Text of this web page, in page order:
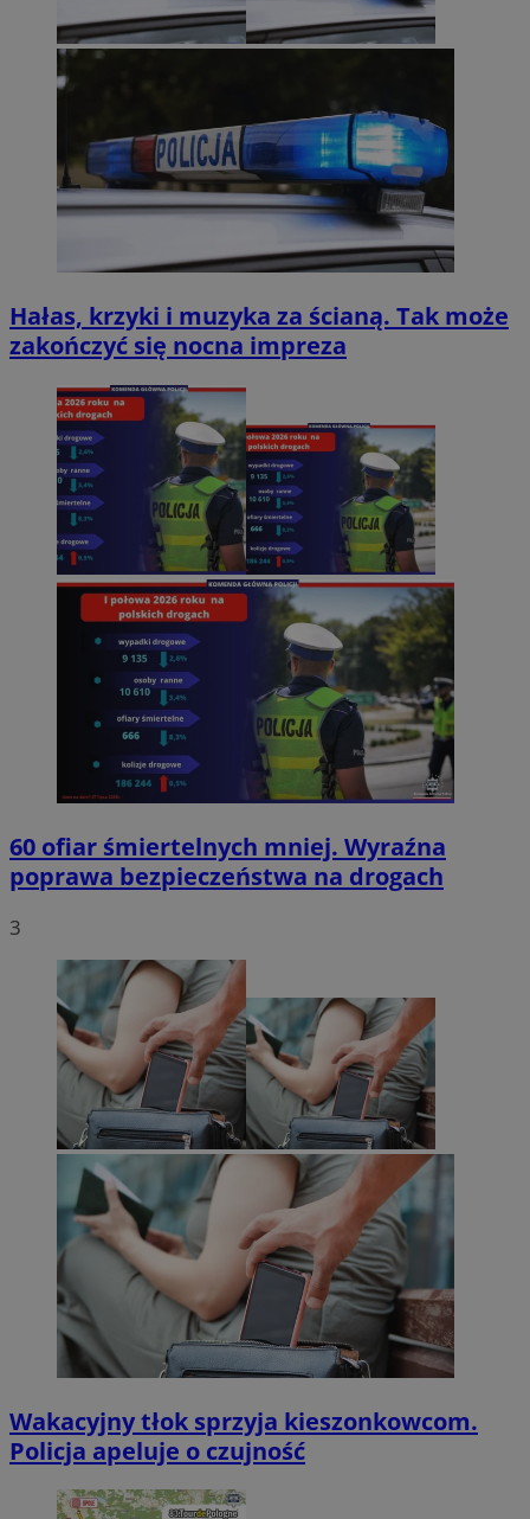
Hałas, krzyki i muzyka za ścianą. Tak może
zakończyć się nocna impreza
60 ofiar śmiertelnych mniej. Wyraźna
poprawa bezpieczeństwa na drogach
3
Wakacyjny tłok sprzyja kieszonkowcom.
Policja apeluje o czujność